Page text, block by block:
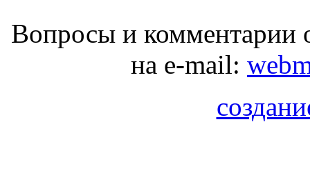
Вопросы и комментарии
на e-mail: